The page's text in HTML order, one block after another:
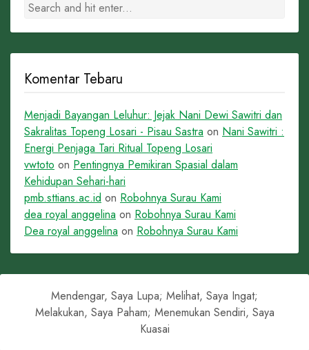
Komentar Tebaru
Menjadi Bayangan Leluhur: Jejak Nani Dewi Sawitri dan
Sakralitas Topeng Losari - Pisau Sastra on Nani Sawitri :
Energi Penjaga Tari Ritual Topeng Losari
vwtoto on Pentingnya Pemikiran Spasial dalam
Kehidupan Sehari-hari
pmb.sttians.ac.id on Robohnya Surau Kami
dea royal anggelina on Robohnya Surau Kami
Dea royal anggelina on Robohnya Surau Kami
Mendengar, Saya Lupa; Melihat, Saya Ingat;
Melakukan, Saya Paham; Menemukan Sendiri, Saya
Kuasai